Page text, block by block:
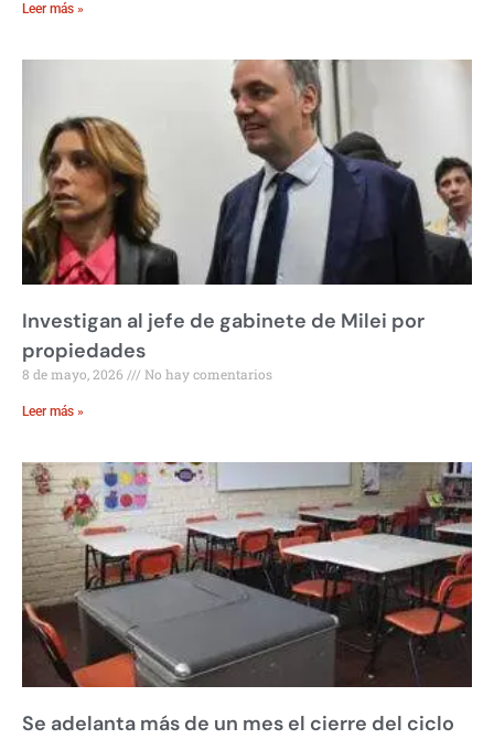
Leer más »
Investigan al jefe de gabinete de Milei por
propiedades
8 de mayo, 2026 No hay comentarios
Leer más »
Se adelanta más de un mes el cierre del ciclo